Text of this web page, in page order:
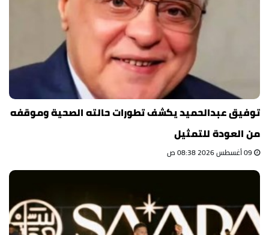
توفيق عبدالحميد يكشف تطورات حالته الصحية وموقفه
من العودة للتمثيل